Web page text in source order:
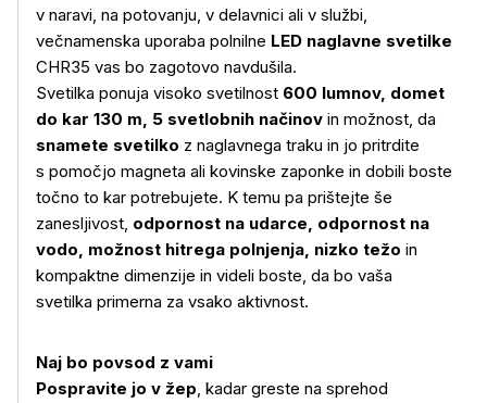
v naravi, na potovanju, v delavnici ali v službi,
večnamenska uporaba polnilne LED naglavne svetilke
CHR35 vas bo zagotovo navdušila.
Svetilka ponuja visoko svetilnost 600 lumnov, domet
do kar 130 m, 5 svetlobnih načinov in možnost, da
snamete svetilko z naglavnega traku in jo pritrdite
s pomočjo magneta ali kovinske zaponke in dobili boste
točno to kar potrebujete. K temu pa prištejte še
zanesljivost, odpornost na udarce, odpornost na
vodo, možnost hitrega polnjenja, nizko težo in
kompaktne dimenzije in videli boste, da bo vaša
svetilka primerna za vsako aktivnost.
Naj bo povsod z vami
Pospravite jo v žep, kadar greste na sprehod